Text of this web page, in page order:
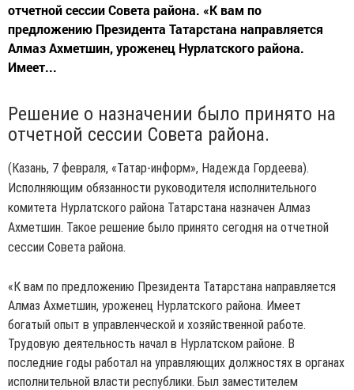
отчетной сессии Совета района. «К вам по
предложению Президента Татарстана направляется
Алмаз Ахметшин, уроженец Нурлатского района.
Имеет...
Решение о назначении было принято на
отчетной сессии Совета района.
(Казань, 7 февраля, «Татар-информ», Надежда Гордеева).
Исполняющим обязанности руководителя исполнительного
комитета Нурлатского района Татарстана назначен Алмаз
Ахметшин. Такое решение было принято сегодня на отчетной
сессии Совета района.
«К вам по предложению Президента Татарстана направляется
Алмаз Ахметшин, уроженец Нурлатского района. Имеет
богатый опыт в управленческой и хозяйственной работе.
Трудовую деятельность начал в Нурлатском районе. В
последние годы работал на управляющих должностях в органах
исполнительной власти республики. Был заместителем